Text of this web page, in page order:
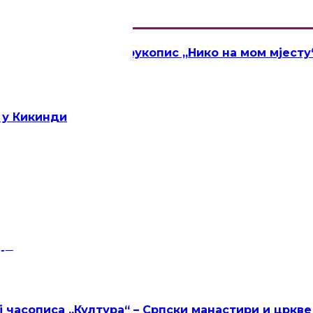
Тадић“ за рукопис „Нико на мом
у Кикинди
ТАДИЋ“
„Култура“ – Српски манастири и